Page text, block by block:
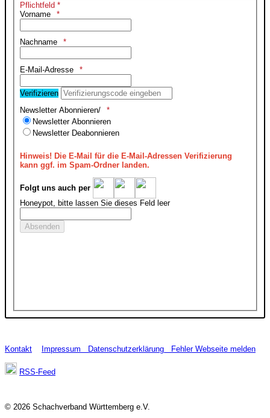
Pflichtfeld *
Vorname
Nachname
E-Mail-Adresse
Verifizieren
Newsletter Abonnieren/
Newsletter Abonnieren
Newsletter Deabonnieren
Hinweis! Die E-Mail für die E-Mail-Adressen Verifizierung
kann ggf. im Spam-Ordner landen.
Folgt uns auch per
Honeypot, bitte lassen Sie dieses Feld leer
Kontakt Impressum Datenschutzerklärung Fehler Webseite melden
RSS-Feed
© 2026 Schachverband Württemberg e.V.